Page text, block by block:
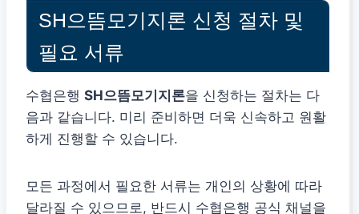
SH으뜸모기지론 신청 절차 및
필요 서류
수협은행 SH으뜸모기지론을 신청하는 절차는 다
음과 같습니다. 미리 준비하면 더욱 신속하고 원활
하게 진행할 수 있습니다.
모든 과정에서 필요한 서류는 개인의 상황에 따라
달라질 수 있으므로, 반드시 수협은행 공식 채널을